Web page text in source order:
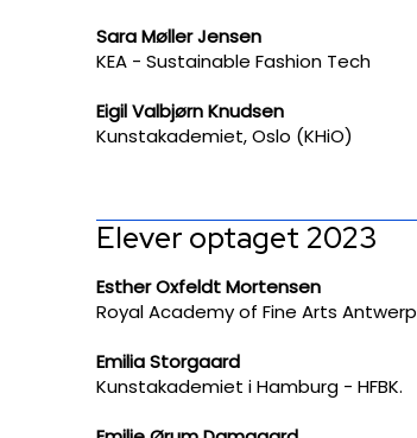
Sara Møller Jensen
KEA​ - Sustainable Fashion Tech
Eigil Valbjørn Knudsen
Kunstakademiet, Oslo (KHiO)
​Elever optaget 2023
Esther Oxfeldt Mortensen
Royal Academy of Fine Arts Antwerp
Emilia Storgaard
Kunstakademiet i Hamburg - HFBK.